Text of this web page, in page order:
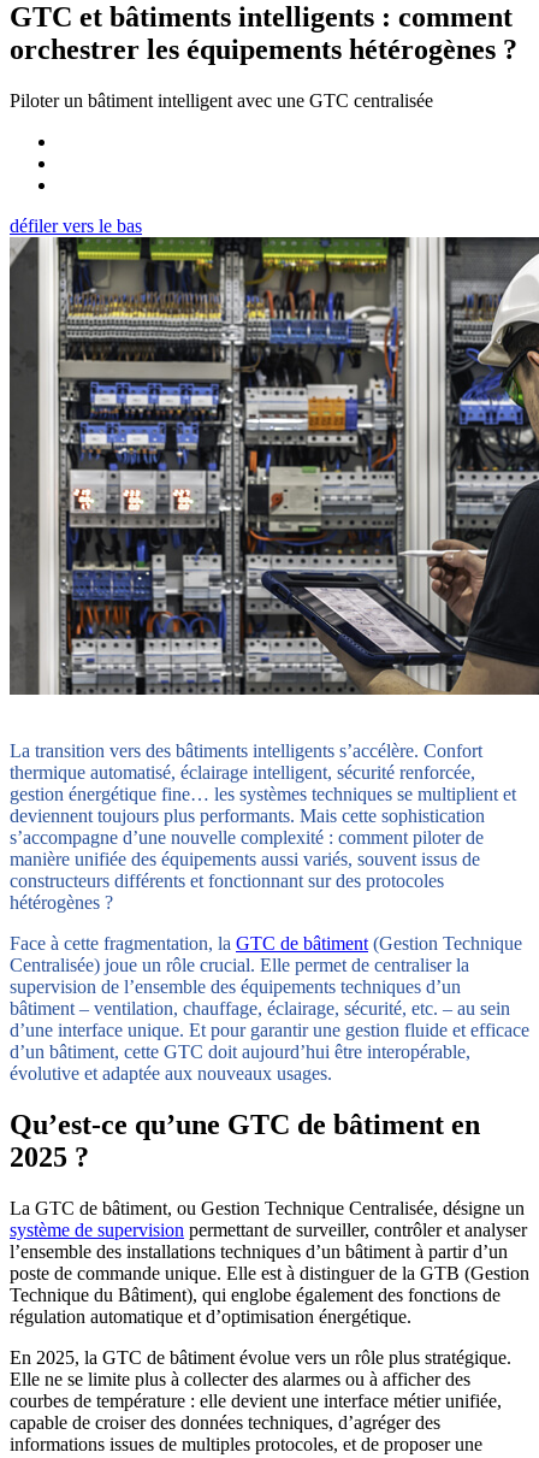
GTC et bâtiments intelligents : comment
orchestrer les équipements hétérogènes ?
Piloter un bâtiment intelligent avec une GTC centralisée
défiler vers le bas
La transition vers des bâtiments intelligents s’accélère. Confort
thermique automatisé, éclairage intelligent, sécurité renforcée,
gestion énergétique fine… les systèmes techniques se multiplient et
deviennent toujours plus performants. Mais cette sophistication
s’accompagne d’une nouvelle complexité : comment piloter de
manière unifiée des équipements aussi variés, souvent issus de
constructeurs différents et fonctionnant sur des protocoles
hétérogènes ?
Face à cette fragmentation, la GTC de bâtiment (Gestion Technique
Centralisée) joue un rôle crucial. Elle permet de centraliser la
supervision de l’ensemble des équipements techniques d’un
bâtiment – ventilation, chauffage, éclairage, sécurité, etc. – au sein
d’une interface unique. Et pour garantir une gestion fluide et efficace
d’un bâtiment, cette GTC doit aujourd’hui être interopérable,
évolutive et adaptée aux nouveaux usages.
Qu’est-ce qu’une GTC de bâtiment en
2025 ?
La GTC de bâtiment, ou Gestion Technique Centralisée, désigne un
système de supervision permettant de surveiller, contrôler et analyser
l’ensemble des installations techniques d’un bâtiment à partir d’un
poste de commande unique. Elle est à distinguer de la GTB (Gestion
Technique du Bâtiment), qui englobe également des fonctions de
régulation automatique et d’optimisation énergétique.
En 2025, la GTC de bâtiment évolue vers un rôle plus stratégique.
Elle ne se limite plus à collecter des alarmes ou à afficher des
courbes de température : elle devient une interface métier unifiée,
capable de croiser des données techniques, d’agréger des
informations issues de multiples protocoles, et de proposer une